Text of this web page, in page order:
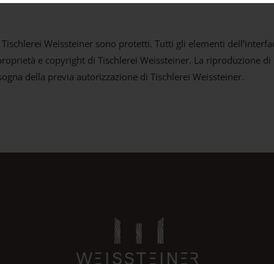
Weissteiner sono protetti. Tutti gli elementi
e copyright di Tischlerei Weissteiner. La riproduzione
della previa autorizzazione di Tischlerei Weissteiner.